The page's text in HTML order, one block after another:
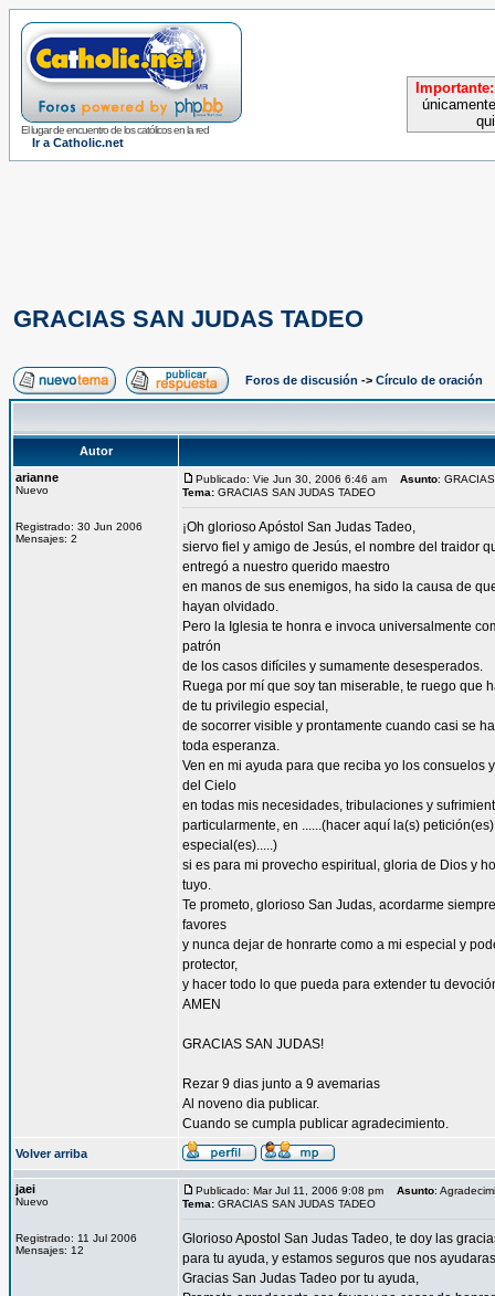
El lugar de encuentro de los católicos en la red
Ir a Catholic.net
Importante:
GRACIAS SAN JUDAS TADEO
Foros de discusión -> Círculo de oración
Autor
arianne
Nuevo
Registrado: 30 Jun 2006
Mensajes: 2
Publicado: Vie Jun 30, 2006 6:46 am Asunto:
Tema: GRACIAS SAN JUDAS TADEO
¡Oh glorioso Apóstol San Judas Tadeo,
siervo fiel y amigo de Jesús, el nombre del traidor
entregó a nuestro querido maestro
en manos de sus enemigos, ha sido la causa de
hayan olvidado.
Pero la Iglesia te honra e invoca universalmente
patrón
de los casos difíciles y sumamente desesperados.
Ruega por mí que soy tan miserable, te ruego que
de tu privilegio especial,
de socorrer visible y prontamente cuando casi se
toda esperanza.
Ven en mi ayuda para que reciba yo los consuelos
del Cielo
en todas mis necesidades, tribulaciones y
particularmente, en ......(hacer aquí la(s) petición(es)
especial(es).....)
si es para mi provecho espiritual, gloria de Dios y
tuyo.
Te prometo, glorioso San Judas, acordarme
favores
y nunca dejar de honrarte como a mi especial y
protector,
y hacer todo lo que pueda para extender tu
AMEN
GRACIAS SAN JUDAS!
Rezar 9 dias junto a 9 avemarias
Al noveno dia publicar.
Cuando se cumpla publicar agradecimiento.
Volver arriba
jaei
Nuevo
Registrado: 11 Jul 2006
Mensajes: 12
Publicado: Mar Jul 11, 2006 9:08 pm Asunto:
Tema: GRACIAS SAN JUDAS TADEO
Glorioso Apostol San Judas Tadeo, te doy las
para tu ayuda, y estamos seguros que nos
Gracias San Judas Tadeo por tu ayuda,